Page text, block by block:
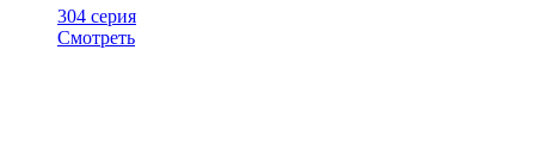
304 серия
Смотреть